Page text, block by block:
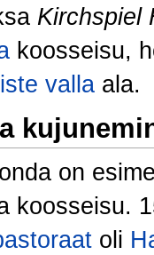
Kirchspiel
koosseisu,
valla ala.
on
koosseisu.
oli